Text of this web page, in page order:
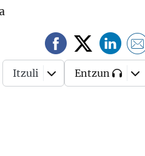
Itzuli Entzun